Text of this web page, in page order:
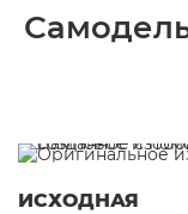
ИСХОДНАЯ